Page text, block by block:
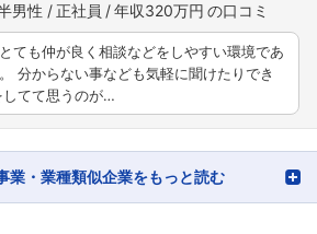
男性 正社員 年収320万円
ても仲が良く相談などをしやすい環境であ
分からない事なども気軽に聞けたりでき
してて思うのが…
業・業種類似企業をもっと読む